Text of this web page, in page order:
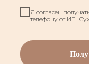
Я согласен
телефону от ИП